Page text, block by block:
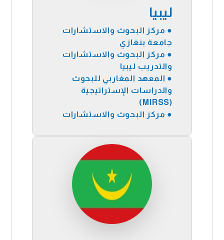
ليبيا
● مركز البحوث والاستشارات
جامعة بنغازي
● مركز البحوث والاستشارات
والتدريب ليبيا
● المعهد المغاربي للبحوث
والدراسات الإستراتيجية
(MIRSS)
● مركز البحوث والاستشارات